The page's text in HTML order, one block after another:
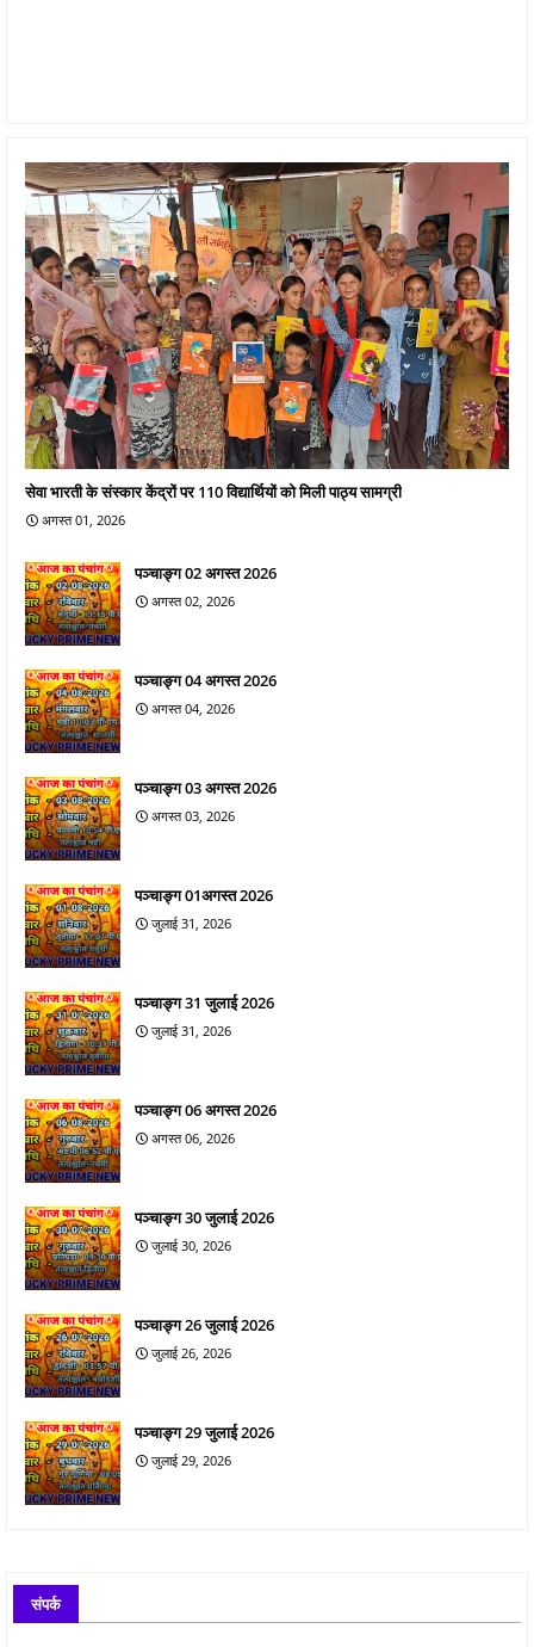
सेवा भारती के संस्कार केंद्रों पर 110 विद्यार्थियों को मिली पाठ्य सामग्री
अगस्त 01, 2026
पञ्चाङ्ग 02 अगस्त 2026
अगस्त 02, 2026
पञ्चाङ्ग 04 अगस्त 2026
अगस्त 04, 2026
पञ्चाङ्ग 03 अगस्त 2026
अगस्त 03, 2026
पञ्चाङ्ग 01अगस्त 2026
जुलाई 31, 2026
पञ्चाङ्ग 31 जुलाई 2026
जुलाई 31, 2026
पञ्चाङ्ग 06 अगस्त 2026
अगस्त 06, 2026
पञ्चाङ्ग 30 जुलाई 2026
जुलाई 30, 2026
पञ्चाङ्ग 26 जुलाई 2026
जुलाई 26, 2026
पञ्चाङ्ग 29 जुलाई 2026
जुलाई 29, 2026
संपर्क